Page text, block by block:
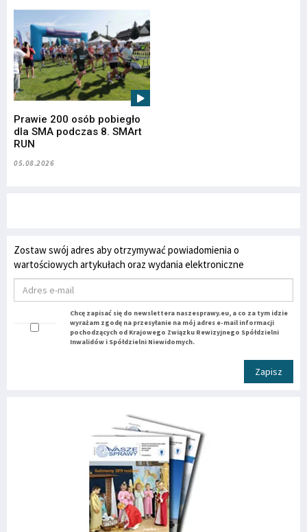
Prawie 200 osób pobiegło
dla SMA podczas 8. SMArt
RUN
05.08.2026
Zostaw swój adres aby otrzymywać powiadomienia o
wartościowych artykułach oraz wydania elektroniczne
Chcę zapisać się do newslettera naszesprawy.eu, a co za tym idzie
wyrażam zgodę na przesyłanie na mój adres e-mail informacji
pochodzących od Krajowego Związku Rewizyjnego Spółdzielni
Inwalidów i Spółdzielni Niewidomych.
Zapisz